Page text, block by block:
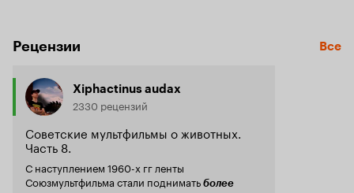
Рецензии Все
Xiphactinus audax
2330 рецензий
Советские мультфильмы о животных.
Часть 8.
С наступлением 1960-х гг ленты
Союзмультфильма стали поднимать более